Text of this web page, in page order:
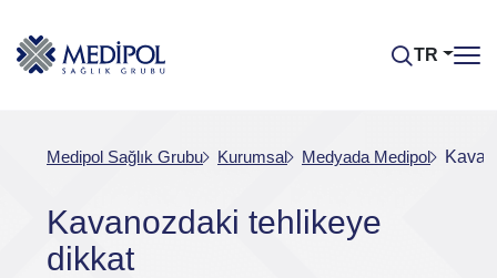
TR
Medipol Sağlık Grubu Kurumsal Medyada Medipol
Kavanozdaki tehlikeye
dikkat